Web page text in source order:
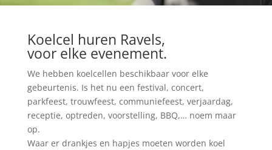
Koelcel huren Ravels,
voor elke evenement.
We hebben koelcellen beschikbaar voor elke
gebeurtenis. Is het nu een festival, concert,
parkfeest, trouwfeest, communiefeest, verjaardag,
receptie, optreden, voorstelling, BBQ,… noem maar
op.
Waar er drankjes en hapjes moeten worden koel